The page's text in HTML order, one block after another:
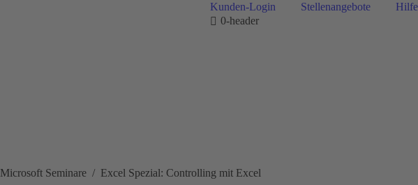
Kunden-Login Stellenangebote
Hilfe
0-header
Microsoft Seminare Excel Spezial: Controlling mit Excel